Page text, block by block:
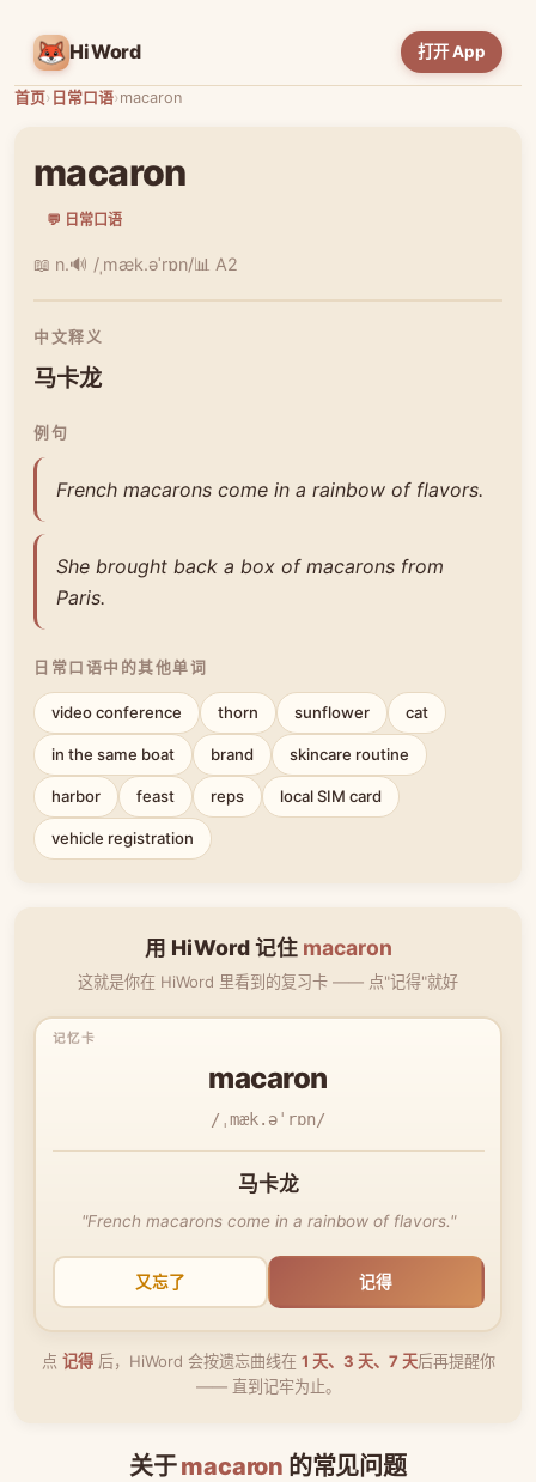
HiWord 打开 App
首页› 日常口语›macaron
macaron
💬 日常口语
📖 n.🔊 /ˌmæk.əˈrɒn/📊 A2
中文释义
马卡龙
例句
French macarons come in a rainbow of flavors.
She brought back a box of macarons from
Paris.
日常口语中的其他单词
video conference thorn sunflower cat
in the same boat brand skincare routine
harbor feast reps local SIM card
vehicle registration
用 HiWord 记住 macaron
这就是你在 HiWord 里看到的复习卡 —— 点"记得"就好
macaron
/ˌmæk.əˈrɒn/
马卡龙
"French macarons come in a rainbow of flavors."
又忘了 记得
点 记得后，HiWord 会按遗忘曲线在 1 天、3 天、7 天后再提醒你
—— 直到记牢为止。
关于macaron 的常见问题